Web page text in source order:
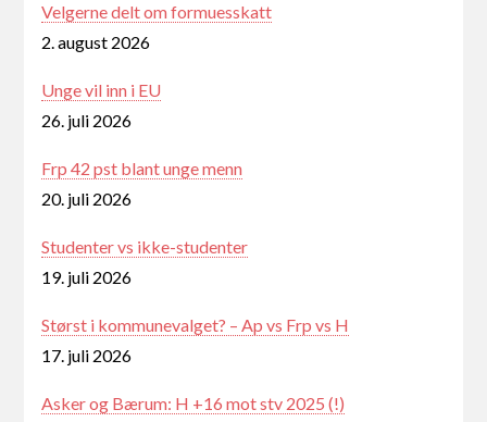
Velgerne delt om formuesskatt
2. august 2026
Unge vil inn i EU
26. juli 2026
Frp 42 pst blant unge menn
20. juli 2026
Studenter vs ikke-studenter
19. juli 2026
Størst i kommunevalget? – Ap vs Frp vs H
17. juli 2026
Asker og Bærum: H +16 mot stv 2025 (!)